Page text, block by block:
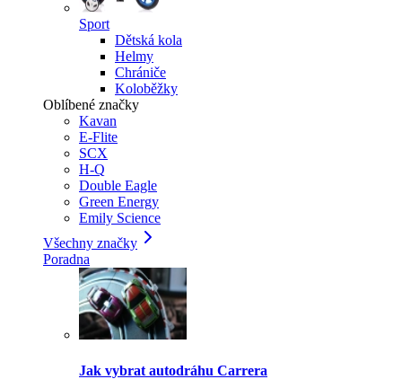
Sport
Dětská kola
Helmy
Chrániče
Koloběžky
Oblíbené značky
Kavan
E-Flite
SCX
H-Q
Double Eagle
Green Energy
Emily Science
Všechny značky
Poradna
Jak vybrat autodráhu Carrera